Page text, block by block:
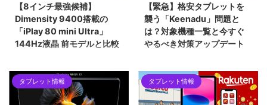
【8インチ最強候補】
Dimensity 9400搭載の
「iPlay 80 mini Ultra」
144Hz液晶 前モデルと比較
8.4インチタブレット「iPlay 80
mini Ultra」を紹介します。最新
チップセットのDimensity 9400
【緊急】格安タブレットを
襲う「Keenadu」問題と
は？対象機種一覧と今すぐ
やるべき対策アップデート
ックドア「Keenadu」問題。
Alldocube、Teclast、Headwolf
など、当サイトでも紹介した格安
タブレット情報 タブレット情報